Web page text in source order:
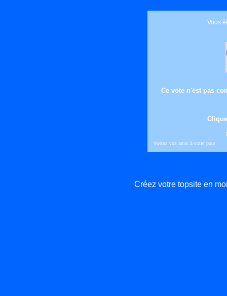
Vous
Ce vote n'est pas
Invitez vos amis à voter pour
Créez votre topsite en